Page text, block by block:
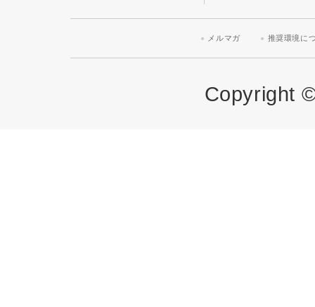
メルマガ 推奨環境に
Copyright